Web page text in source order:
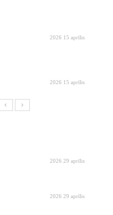
2026 15 aprīlis
2026 15 aprīlis
2026 29 aprīlis
2026 29 aprīlis